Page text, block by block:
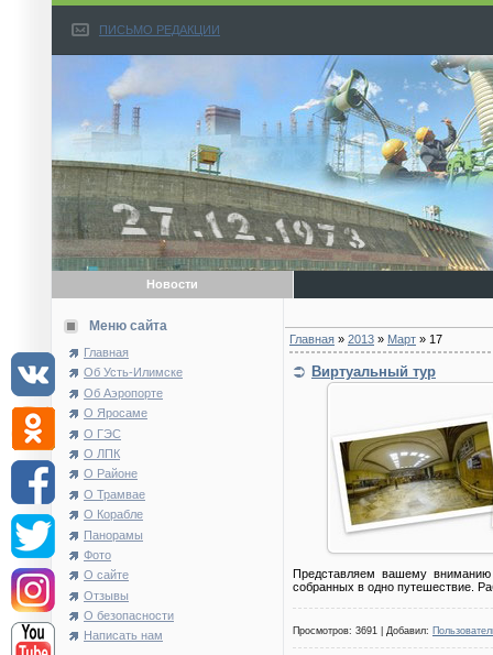
ПИСЬМО РЕДАКЦИИ
Новости
Меню сайта
Главная
Об Усть-Илимске
Об Аэропорте
О Яросаме
О ГЭС
О ЛПК
О Районе
О Трамвае
О Корабле
Панорамы
Фото
О сайте
Отзывы
О безопасности
Написать нам
Главная » 2013 » Март » 17
Виртуальный тур
Представляем вашему
собранных в одно путешествие.
Просмотров: 3691 | Добавил: